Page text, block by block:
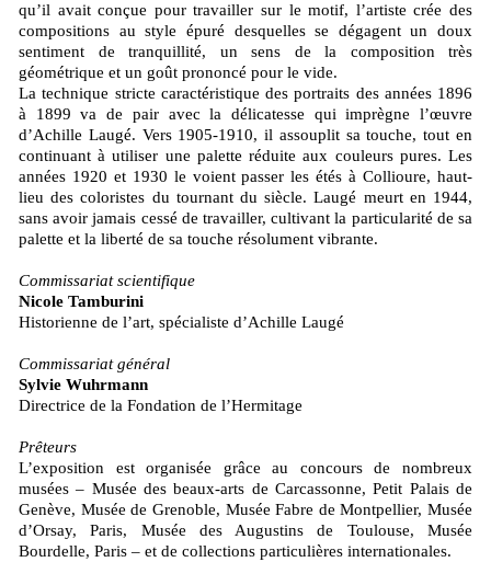
qu’il avait conçue pour travailler sur le motif, l’artiste crée des
compositions au style épuré desquelles se dégagent un doux
sentiment de tranquillité, un sens de la composition très
géométrique et un goût prononcé pour le vide.
La technique stricte caractéristique des portraits des années 1896
à 1899 va de pair avec la délicatesse qui imprègne l’œuvre
d’Achille Laugé. Vers 1905-1910, il assouplit sa touche, tout en
continuant à utiliser une palette réduite aux couleurs pures. Les
années 1920 et 1930 le voient passer les étés à Collioure, haut-
lieu des coloristes du tournant du siècle. Laugé meurt en 1944,
sans avoir jamais cessé de travailler, cultivant la particularité de sa
palette et la liberté de sa touche résolument vibrante.
Commissariat scientifique
Nicole Tamburini
Historienne de l’art, spécialiste d’Achille Laugé
Commissariat général
Sylvie Wuhrmann
Directrice de la Fondation de l’Hermitage
Prêteurs
L’exposition est organisée grâce au concours de nombreux
musées – Musée des beaux-arts de Carcassonne, Petit Palais de
Genève, Musée de Grenoble, Musée Fabre de Montpellier, Musée
d’Orsay, Paris, Musée des Augustins de Toulouse, Musée
Bourdelle, Paris – et de collections particulières internationales.